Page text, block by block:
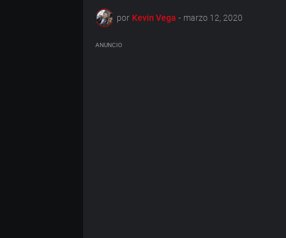
por Kevin Vega - marzo 12, 2020
ANUNCIO